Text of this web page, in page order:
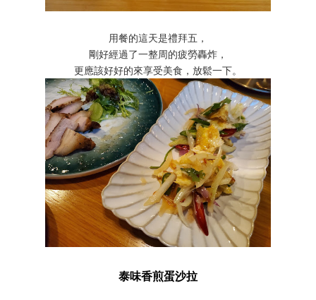
用餐的這天是禮拜五，
剛好經過了一整周的疲勞轟炸，
更應該好好的來享受美食，放鬆一下。
泰味香煎蛋沙拉